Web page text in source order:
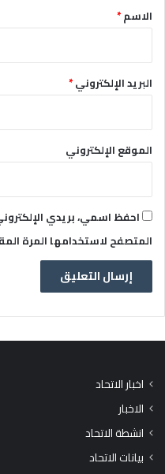
*الاسم*
البريد الإلكتروني*
الموقع الإلكتروني
احفظ اسمي، بريدي
المتصفح لاستخدامها المرة
اخبار الاتحاد
الاخبار
انشطة الاتحاد
بيانات الاتحاد